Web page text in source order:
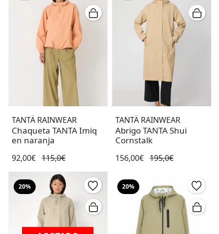
TANTÄ RAINWEAR
Chaqueta TANTA Imiq
en naranja
92,00€ 115,0€
TANTÄ RAINWEAR
Abrigo TANTA Shui
Cornstalk
156,00€ 195,0€
20% 20%